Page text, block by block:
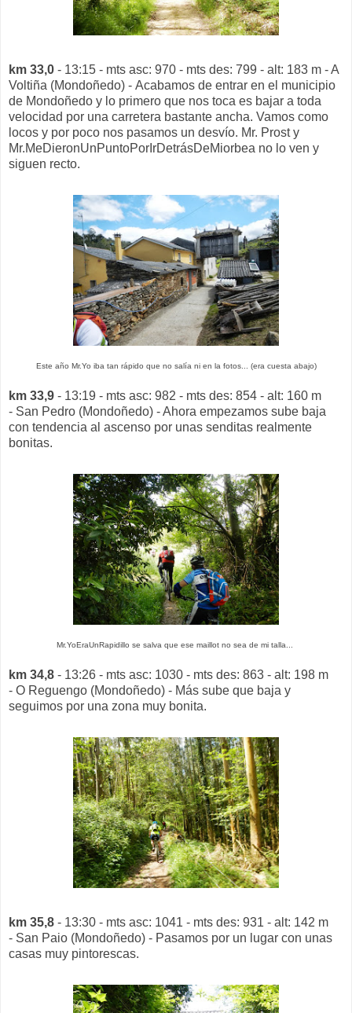
km 33,0 - 13:15 - mts asc: 970 - mts des: 799 - alt: 183 m - A
Voltiña (Mondoñedo) - Acabamos de entrar en el municipio
de Mondoñedo y lo primero que nos toca es bajar a toda
velocidad por una carretera bastante ancha. Vamos como
locos y por poco nos pasamos un desvío. Mr. Prost y
Mr.MeDieronUnPuntoPorIrDetrásDeMiorbea no lo ven y
siguen recto.
Este año Mr.Yo iba tan rápido que no salía ni en la fotos... (era cuesta abajo)
km 33,9 - 13:19 - mts asc: 982 - mts des: 854 - alt: 160 m
- San Pedro (Mondoñedo) - Ahora empezamos sube baja
con tendencia al ascenso por unas senditas realmente
bonitas.
Mr.YoEraUnRapidillo se salva que ese maillot no sea de mi talla...
km 34,8 - 13:26 - mts asc: 1030 - mts des: 863 - alt: 198 m
- O Reguengo (Mondoñedo) - Más sube que baja y
seguimos por una zona muy bonita.
km 35,8 - 13:30 - mts asc: 1041 - mts des: 931 - alt: 142 m
- San Paio (Mondoñedo) - Pasamos por un lugar con unas
casas muy pintorescas.